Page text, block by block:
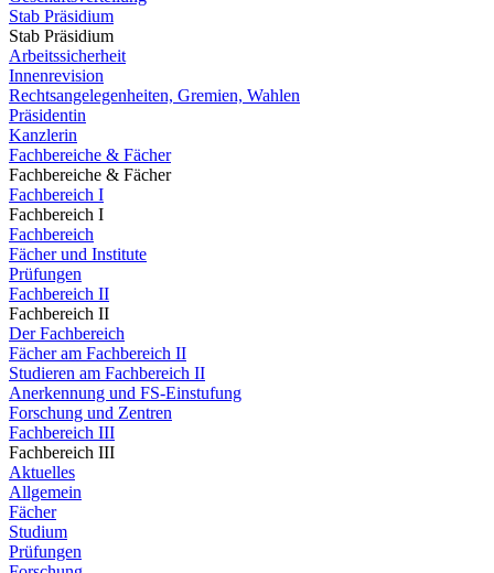
Stab Präsidium
Stab Präsidium
Arbeitssicherheit
Innenrevision
Rechtsangelegenheiten, Gremien, Wahlen
Präsidentin
Kanzlerin
Fachbereiche & Fächer
Fachbereiche & Fächer
Fachbereich I
Fachbereich I
Fachbereich
Fächer und Institute
Prüfungen
Fachbereich II
Fachbereich II
Der Fachbereich
Fächer am Fachbereich II
Studieren am Fachbereich II
Anerkennung und FS-Einstufung
Forschung und Zentren
Fachbereich III
Fachbereich III
Aktuelles
Allgemein
Fächer
Studium
Prüfungen